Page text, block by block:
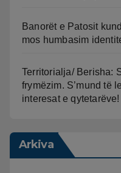
Banorët e Patosit
mos humbasim
Territorialja/ Berisha:
frymëzim. S’mund të
interesat e
Arkiva